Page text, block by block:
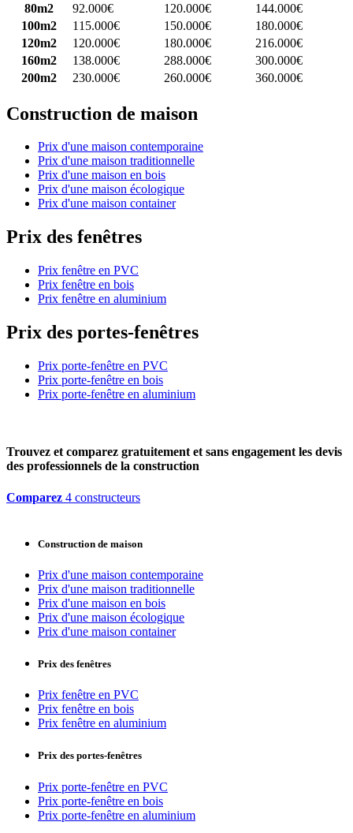
80m2
92.000€ 120.000€
144.000€
100m2
115.000€ 150.000€
180.000€
120m2
120.000€ 180.000€
216.000€
160m2
138.000€ 288.000€
300.000€
200m2
230.000€ 260.000€ 360.000€
Construction de maison
Prix d'une maison contemporaine
Prix d'une maison traditionnelle
Prix d'une maison en bois
Prix d'une maison écologique
Prix d'une maison container
Prix des fenêtres
Prix fenêtre en PVC
Prix fenêtre en bois
Prix fenêtre en aluminium
Prix des portes-fenêtres
Prix porte-fenêtre en PVC
Prix porte-fenêtre en bois
Prix porte-fenêtre en aluminium
Trouvez et comparez gratuitement et sans engagement les devis
des professionnels de la construction
Comparez 4 constructeurs
Construction de maison
Prix d'une maison contemporaine
Prix d'une maison traditionnelle
Prix d'une maison en bois
Prix d'une maison écologique
Prix d'une maison container
Prix des fenêtres
Prix fenêtre en PVC
Prix fenêtre en bois
Prix fenêtre en aluminium
Prix des portes-fenêtres
Prix porte-fenêtre en PVC
Prix porte-fenêtre en bois
Prix porte-fenêtre en aluminium